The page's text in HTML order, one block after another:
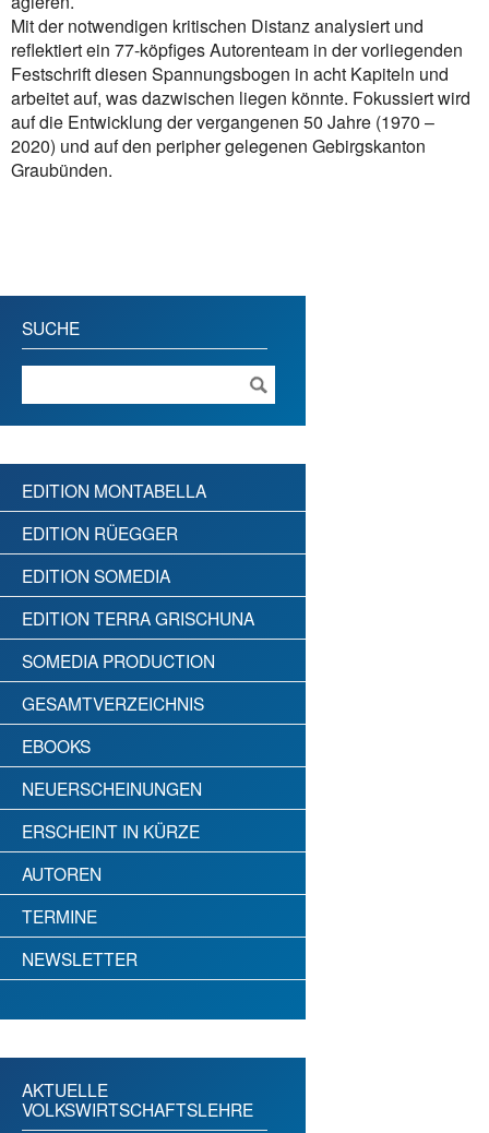
Mit der notwendigen kritischen Distanz analysiert und
reflektiert ein 77-köpfiges Autorenteam in der vorliegenden
Festschrift diesen Spannungsbogen in acht Kapiteln und
arbeitet auf, was dazwischen liegen könnte. Fokussiert wird
auf die Entwicklung der vergangenen 50 Jahre (1970 –
2020) und auf den peripher gelegenen Gebirgskanton
Graubünden.
SUCHE
EDITION MONTABELLA
EDITION RÜEGGER
EDITION SOMEDIA
EDITION TERRA GRISCHUNA
SOMEDIA PRODUCTION
GESAMTVERZEICHNIS
EBOOKS
NEUERSCHEINUNGEN
ERSCHEINT IN KÜRZE
AUTOREN
TERMINE
NEWSLETTER
AKTUELLE
VOLKSWIRTSCHAFTSLEHRE